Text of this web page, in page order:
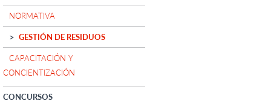
NORMATIVA
GESTIÓN DE RESIDUOS
CAPACITACIÓN Y
CONCIENTIZACIÓN
CONCURSOS